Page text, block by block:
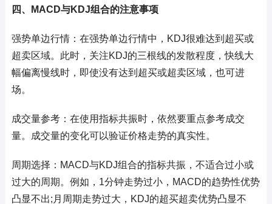
四、MACD与KDJ组合的注意事项
强势单边行情：在强势单边行情中，KDJ很难达到超买或
超卖区域。此时，关注KDJ的三根线的发散程度，快线大
幅偏离慢线时，即使没有达到超买或超卖区域，也可进
场。
成交量参考：在使用指标共振时，依然要重点参考成交
量。成交量的变化可以验证价格走势的真实性。
周期选择：MACD与KDJ组合的指标共振，不适合过小或
过大的周期。例如，1分钟走势过小，MACD的趋势性优势
凸显不出;月周期走势过大，KDJ的超买超卖优势凸显不